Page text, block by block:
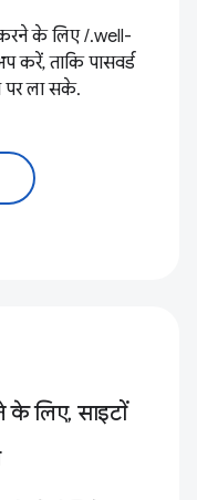
करने के लिए /.well-
ताकि पासवर्ड
पर ला सके.
लिए, साइटों